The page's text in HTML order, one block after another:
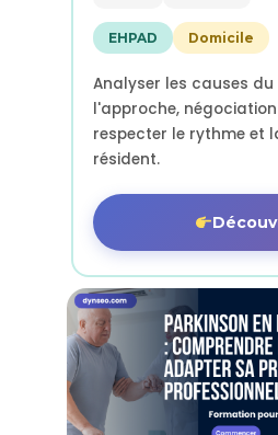
EHPAD Domicile
Analyser les causes
l'approche,
respecter le rythme et
résident.